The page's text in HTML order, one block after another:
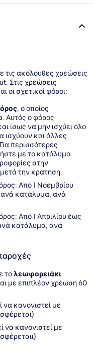
τις ακόλουθες χρεώσεις
Στις χρεώσεις
οι σχετικοί φόροι:
, ο οποίος
Αυτός ο φόρος
ίσως να μην ισχύει όλο
ισχύουν και άλλες
περισσότερες
με το κατάλυμα
στην
την κράτηση.
Από 1 Νοεμβρίου
ανά κατάλυμα, ανά
Από 1 Απριλίου έως
κατάλυμα, ανά
τολεωφορειάκι
με επιπλέον χρέωση 60
να κανονιστεί με
να κανονιστεί με